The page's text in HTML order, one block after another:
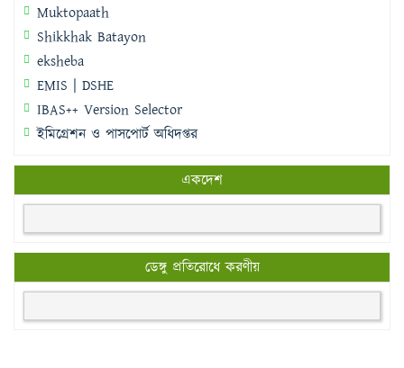
Muktopaath
Shikkhak Batayon
eksheba
EMIS | DSHE
IBAS++ Version Selector
ইমিগ্রেশন ও পাসপোর্ট অধিদপ্তর
একদেশ
ডেঙ্গু প্রতিরোধে করণীয়